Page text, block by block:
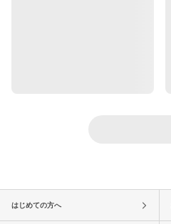
はじめての方へ